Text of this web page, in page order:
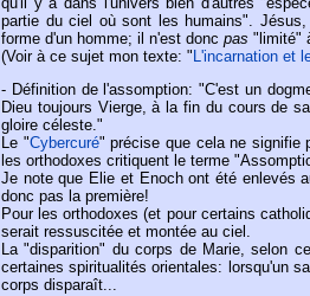
partie du ciel où sont les humains".
forme d'un homme; il n'est donc pas "limité"
(Voir à ce sujet mon texte: " L'incarnation et
- Définition de l'assomption: "C'est un
Dieu toujours Vierge, à la fin du cours de
gloire céleste."
Le "Cybercuré" précise que cela ne signifie
les orthodoxes critiquent le terme
Je note que Elie et Enoch ont été enlevés
donc pas la première!
Pour les orthodoxes (et pour certains
serait ressuscitée et montée au ciel.
La "disparition" du corps de Marie, selon
certaines spiritualités orientales: lorsqu'un
corps disparaît...